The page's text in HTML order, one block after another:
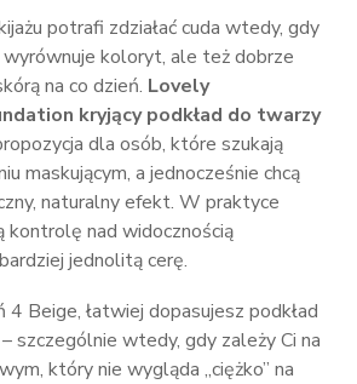
potrafi zdziałać cuda wtedy, gdy
koloryt, ale też dobrze
na co dzień. Lovely
kryjący podkład do twarzy
dla osób, które szukają
maskującym, a jednocześnie chcą
naturalny efekt. W praktyce
kontrolę nad widocznością
jednolitą cerę.
4 Beige, łatwiej dopasujesz podkład
szczególnie wtedy, gdy zależy Ci na
który nie wygląda „ciężko” na